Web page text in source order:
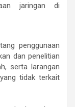
jaringan di
penggunaan
dan penelitian
serta larangan
tidak terkait